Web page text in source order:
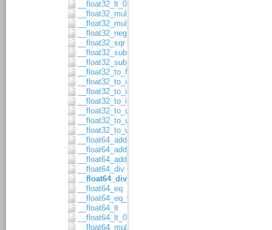
__float32_lt_0
__float32_mul
__float32_mul_asgn
__float32_neg
__float32_sqr
__float32_sub
__float32_sub_asgn
__float32_to_float64
__float32_to_int16
__float32_to_int32
__float32_to_int64
__float32_to_uint16
__float32_to_uint32
__float32_to_uint64
__float64_add
__float64_add_1
__float64_add_asgn
__float64_div
__float64_div_asgn
__float64_eq
__float64_eq_0
__float64_lt
__float64_lt_0
__float64_mul